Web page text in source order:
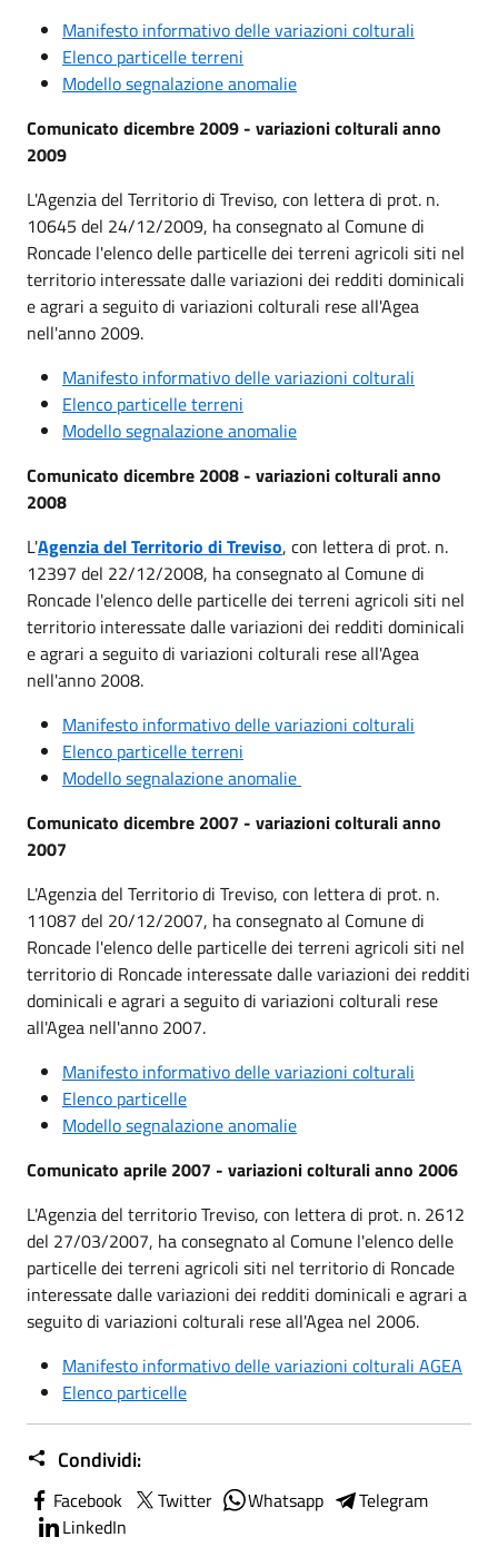
Manifesto informativo delle variazioni colturali
Elenco particelle terreni
Modello segnalazione anomalie
Comunicato dicembre 2009 - variazioni colturali anno
2009
L'Agenzia del Territorio di Treviso, con lettera di prot. n.
10645 del 24/12/2009, ha consegnato al Comune di
Roncade l'elenco delle particelle dei terreni agricoli siti nel
territorio interessate dalle variazioni dei redditi dominicali
e agrari a seguito di variazioni colturali rese all'Agea
nell'anno 2009.
Manifesto informativo delle variazioni colturali
Elenco particelle terreni
Modello segnalazione anomalie
Comunicato dicembre 2008 - variazioni colturali anno
2008
L'Agenzia del Territorio di Treviso, con lettera di prot. n.
12397 del 22/12/2008, ha consegnato al Comune di
Roncade l'elenco delle particelle dei terreni agricoli siti nel
territorio interessate dalle variazioni dei redditi dominicali
e agrari a seguito di variazioni colturali rese all'Agea
nell'anno 2008.
Manifesto informativo delle variazioni colturali
Elenco particelle terreni
Modello segnalazione anomalie
Comunicato dicembre 2007 - variazioni colturali anno
2007
L'Agenzia del Territorio di Treviso, con lettera di prot. n.
11087 del 20/12/2007, ha consegnato al Comune di
Roncade l'elenco delle particelle dei terreni agricoli siti nel
territorio di Roncade interessate dalle variazioni dei redditi
dominicali e agrari a seguito di variazioni colturali rese
all'Agea nell'anno 2007.
Manifesto informativo delle variazioni colturali
Elenco particelle
Modello segnalazione anomalie
Comunicato aprile 2007 - variazioni colturali anno 2006
L'Agenzia del territorio Treviso, con lettera di prot. n. 2612
del 27/03/2007, ha consegnato al Comune l'elenco delle
particelle dei terreni agricoli siti nel territorio di Roncade
interessate dalle variazioni dei redditi dominicali e agrari a
seguito di variazioni colturali rese all'Agea nel 2006.
Manifesto informativo delle variazioni colturali AGEA
Elenco particelle
Condividi:
Facebook Twitter Whatsapp
Telegram
LinkedIn